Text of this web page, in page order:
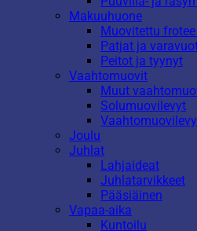
Makuuhuone
Muovitettu
Patjat ja
Peitot ja tyynyt
Vaahtomuovit
Muut
Solumuovilevyt
Joulu
Juhlat
Lahjaideat
Juhlatarvikkeet
Pääsiäinen
Vapaa-aika
Kuntoilu